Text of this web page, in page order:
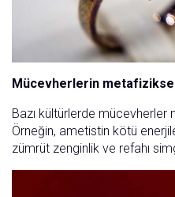
Mücevherlerin
Bazı kültürlerde mücevherler
Örneğin, ametistin kötü
zümrüt zenginlik ve refahı